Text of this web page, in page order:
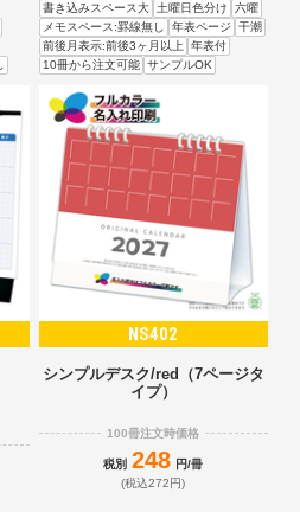
書き込みスペース大 土曜日色分け
六曜
メモスペース:罫線無し
年表ページ
干潮
前後月表示:前後3ヶ月以上
年表付
10冊から注文可能 サンプルOK
NS402
シンプルデスク/red（7ページタ
イプ）
100冊注文時価格
税別 248 円/冊
(税込272円)